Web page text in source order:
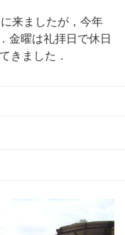
来ましたが，今年
金曜は礼拝日で休日
きました．